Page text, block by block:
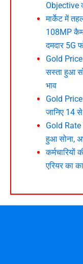
Objective
मार्केट में
108MP
दमदार 5G
Gold Price
सस्ता हुआ
भाव
Gold
जानिए 14
Gold Rate
हुआ सोना,
कर्मचारियों
एरियर का